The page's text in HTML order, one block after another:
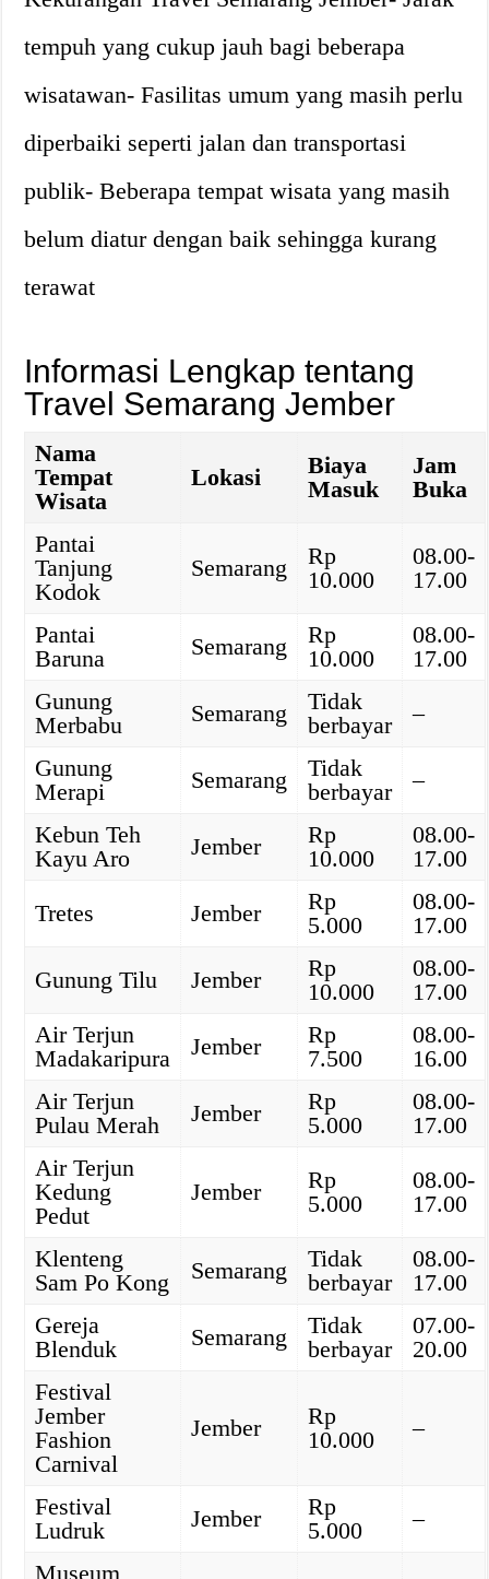
tempuh yang cukup jauh bagi beberapa
wisatawan- Fasilitas umum yang masih perlu
diperbaiki seperti jalan dan transportasi
publik- Beberapa tempat wisata yang masih
belum diatur dengan baik sehingga kurang
terawat
Informasi Lengkap tentang
Travel Semarang Jember
Nama
Tempat
Wisata
Lokasi
Biaya
Masuk
Jam
Buka
Pantai
Tanjung
Kodok
Semarang
Rp
10.000
08.00-
17.00
Pantai
Baruna
Semarang
Rp
10.000
08.00-
17.00
Gunung
Merbabu
Semarang
Tidak
berbayar
–
Gunung
Merapi
Semarang
Tidak
berbayar
–
Kebun Teh
Kayu Aro
Jember
Rp
10.000
08.00-
17.00
Tretes
Jember
Rp
5.000
08.00-
17.00
Gunung Tilu
Jember
Rp
10.000
08.00-
17.00
Air Terjun
Madakaripura
Jember
Rp
7.500
08.00-
16.00
Air Terjun
Pulau Merah
Jember
Rp
5.000
08.00-
17.00
Air Terjun
Kedung
Pedut
Jember
Rp
5.000
08.00-
17.00
Klenteng
Sam Po Kong
Semarang
Tidak
berbayar
08.00-
17.00
Gereja
Blenduk
Semarang
Tidak
berbayar
07.00-
20.00
Festival
Jember
Fashion
Carnival
Jember
Rp
10.000
–
Festival
Ludruk
Jember
Rp
5.000
–
Museum